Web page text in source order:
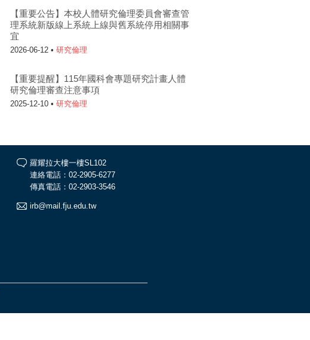
【重要公告】本校人體研究倫理委員會審查管
理系統新版線上系統上線與舊系統停用相關事
宜
2026-06-12 • 研究倫理
【重要提醒】115年國科會專題研究計畫人體
研究倫理審查注意事項
2025-12-10 • 研究倫理
羅耀拉大樓一樓SL102
連絡電話：02-2905-6277
傳真電話：02-2903-3546
irb@mail.fju.edu.tw